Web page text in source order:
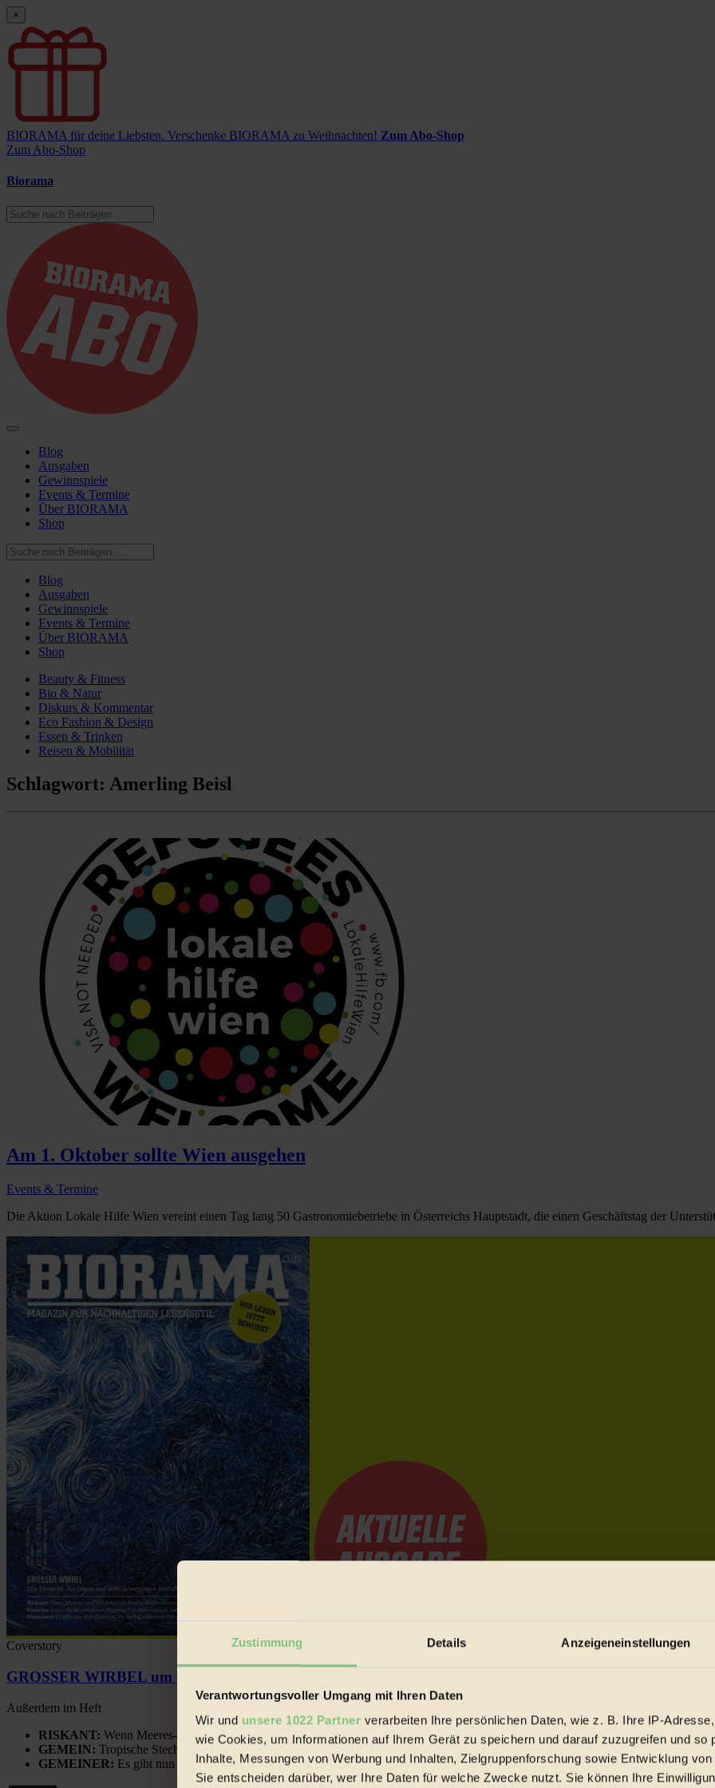
Zustimmung Details Anzeigeneinstellungen
Verantwortungsvoller Umgang mit Ihren Daten
Wir und unsere 1022 Partner verarbeiten Ihre persönlichen Daten, wie z. B. Ihre IP-
wie Cookies, um Informationen auf Ihrem Gerät zu speichern und darauf zuzugreifen und so
Inhalte, Messungen von Werbung und Inhalten, Zielgruppenforschung sowie Entwicklung
Sie entscheiden darüber, wer Ihre Daten für welche Zwecke nutzt. Sie können Ihre
×
BIORAMA für deine Liebsten. Verschenke BIORAMA zu Weihnachten! Zum Abo-Shop
Zum Abo-Shop
Biorama
Blog
Ausgaben
Gewinnspiele
Events & Termine
Über BIORAMA
Shop
Blog
Ausgaben
Gewinnspiele
Events & Termine
Über BIORAMA
Shop
Beauty & Fitness
Bio & Natur
Diskurs & Kommentar
Eco Fashion & Design
Essen & Trinken
Reisen & Mobilität
Schlagwort: Amerling Beisl
Am 1. Oktober sollte Wien ausgehen
Events & Termine
Die Aktion Lokale Hilfe Wien vereint einen Tag lang 50 Gastronomiebetriebe in Österreichs Hauptstadt, die einen Geschäftstag der
Coverstory
GROSSER WIRBEL um Versuche, den Ozean und seine Bewegungen festzuhalten.
Außerdem im Heft
RISKANT: Wenn Meeres- und Wildvögel im Freilandhühnerbetrieb vorbeischauen.
GEMEIN: Tropische Stechmücken fühlen sich in Mitteleuropa inziwschen oft zu Hause.
GEMEINER: Es gibt nun Weinflaschen, die nach Entleerung voll wieder zu dir zurückkommen.